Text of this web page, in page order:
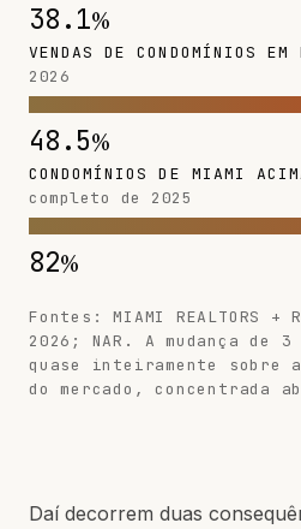
38.1%
VENDAS DE CONDOMÍNIOS EM
2026
48.5%
CONDOMÍNIOS DE MIAMI
completo de 2025
82%
Fontes: MIAMI REALTORS +
2026; NAR. A mudança de
quase inteiramente sobre
do mercado, concentrada
Daí decorrem duas